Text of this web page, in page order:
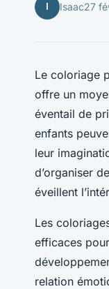
I Isaac27
Le coloriage
offre un
éventail de
enfants
leur
d’organiser
éveillent
Les
efficaces
relation